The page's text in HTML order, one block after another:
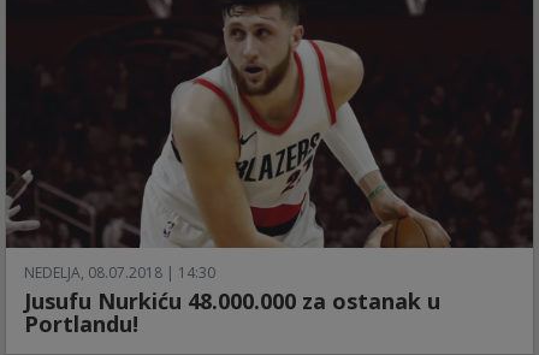
NEDELJA, 08.07.2018 | 14:30
Jusufu Nurkiću 48.000.000 za ostanak u
Portlandu!